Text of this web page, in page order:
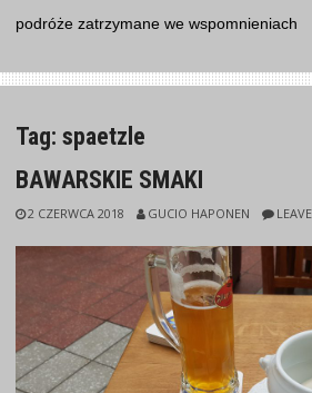
podróże zatrzymane we wspomnieniach
Tag:spaetzle
BAWARSKIE SMAKI
2 CZERWCA 2018 GUCIO HAPONEN